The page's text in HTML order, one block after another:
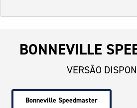
BONNEVILLE
VERSÃO
Bonneville Speedmaster